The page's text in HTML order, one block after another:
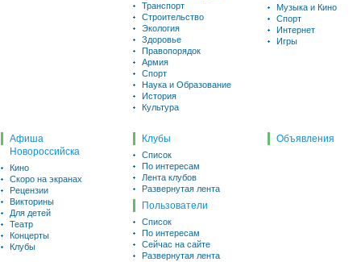
Транспорт
Строительство
Экология
Здоровье
Правопорядок
Армия
Спорт
Наука и Образование
История
Культура
Музыка и Кино
Спорт
Интернет
Игры
Афиша
Новороссийска
Кино
Скоро на экранах
Рецензии
Викторины
Для детей
Театр
Концерты
Клубы
Клубы
Список
По интересам
Лента клубов
Развернутая лента
Пользователи
Список
По интересам
Сейчас на сайте
Развернутая лента
Объявления